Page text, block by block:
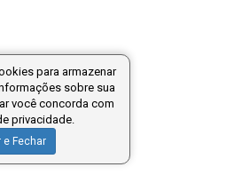
para armazenar
sobre sua
você concorda com
privacidade.
e Fechar